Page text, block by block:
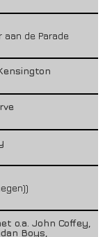
aan de Parade
o.a. John Coffey,
Boys,